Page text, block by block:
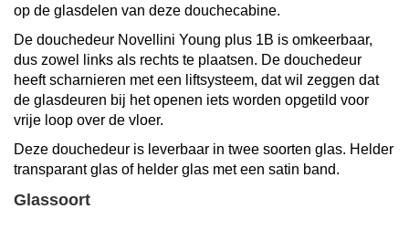
op de glasdelen van deze douchecabine.
De douchedeur Novellini Young plus 1B is omkeerbaar,
dus zowel links als rechts te plaatsen. De douchedeur
heeft scharnieren met een liftsysteem, dat wil zeggen dat
de glasdeuren bij het openen iets worden opgetild voor
vrije loop over de vloer.
Deze douchedeur is leverbaar in twee soorten glas. Helder
transparant glas of helder glas met een satin band.
Glassoort